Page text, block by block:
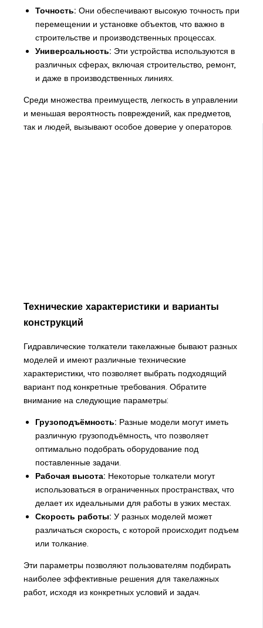
Точность: Они обеспечивают высокую точность при
перемещении и установке объектов, что важно в
строительстве и производственных процессах.
Универсальность: Эти устройства используются в
различных сферах, включая строительство, ремонт,
и даже в производственных линиях.
Среди множества преимуществ, легкость в управлении
и меньшая вероятность повреждений, как предметов,
так и людей, вызывают особое доверие у операторов.
Технические характеристики и варианты
конструкций
Гидравлические толкатели такелажные бывают разных
моделей и имеют различные технические
характеристики, что позволяет выбрать подходящий
вариант под конкретные требования. Обратите
внимание на следующие параметры:
Грузоподъёмность: Разные модели могут иметь
различную грузоподъёмность, что позволяет
оптимально подобрать оборудование под
поставленные задачи.
Рабочая высота: Некоторые толкатели могут
использоваться в ограниченных пространствах, что
делает их идеальными для работы в узких местах.
Скорость работы: У разных моделей может
различаться скорость, с которой происходит подъем
или толкание.
Эти параметры позволяют пользователям подбирать
наиболее эффективные решения для такелажных
работ, исходя из конкретных условий и задач.